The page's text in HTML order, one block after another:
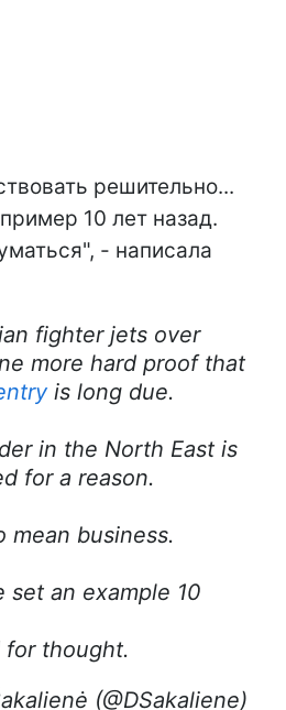
решительно...
10 лет назад.
- написала
fighter jets over
more hard proof that
is long due.
in the North East is
for a reason.
mean business.
set an example 10
for thought.
(@DSakaliene)